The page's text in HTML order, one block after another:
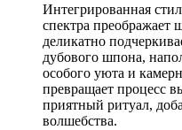
Интегрированная
спектра преображает
деликатно
дубового шпона,
особого уюта и
превращает процесс
приятный ритуал,
волшебства.